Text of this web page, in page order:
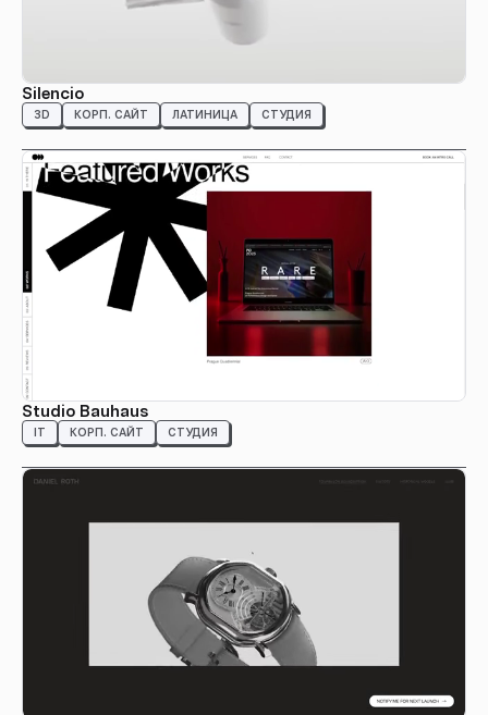
Silencio
3D КОРП. САЙТ ЛАТИНИЦА СТУДИЯ
Studio Bauhaus
IT КОРП. САЙТ СТУДИЯ